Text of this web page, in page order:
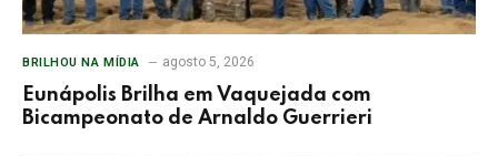
BRILHOU NA MÍDIA agosto 5, 2026
Eunápolis Brilha em Vaquejada com
Bicampeonato de Arnaldo Guerrieri